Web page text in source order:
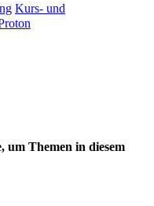
Kurs- und
um Themen in diesem